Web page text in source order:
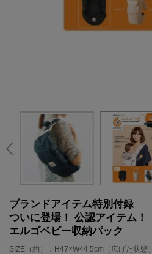
ブランドアイテム特別付録
ついに登場！ 公認アイテム！
エルゴベビー収納パック
SIZE（約）：H47×W44.5cm（広げた状態）